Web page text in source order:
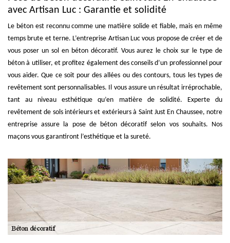
avec Artisan Luc : Garantie et solidité
Le béton est reconnu comme une matière solide et fiable, mais en même
temps brute et terne. L’entreprise Artisan Luc vous propose de créer et de
vous poser un sol en béton décoratif. Vous aurez le choix sur le type de
béton à utiliser, et profitez également des conseils d’un professionnel pour
vous aider. Que ce soit pour des allées ou des contours, tous les types de
revêtement sont personnalisables. Il vous assure un résultat irréprochable,
tant au niveau esthétique qu’en matière de solidité. Experte du
revêtement de sols intérieurs et extérieurs à Saint Just En Chaussee, notre
entreprise assure la pose de béton décoratif selon vos souhaits. Nos
maçons vous garantiront l’esthétique et la sureté.